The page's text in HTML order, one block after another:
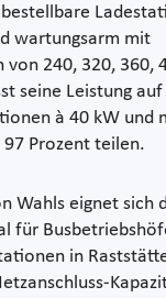
wartungsarm mit
von 240, 320, 360,
seine Leistung
à 40 kW und
Prozent teilen.
Wahls eignet sich
für
in